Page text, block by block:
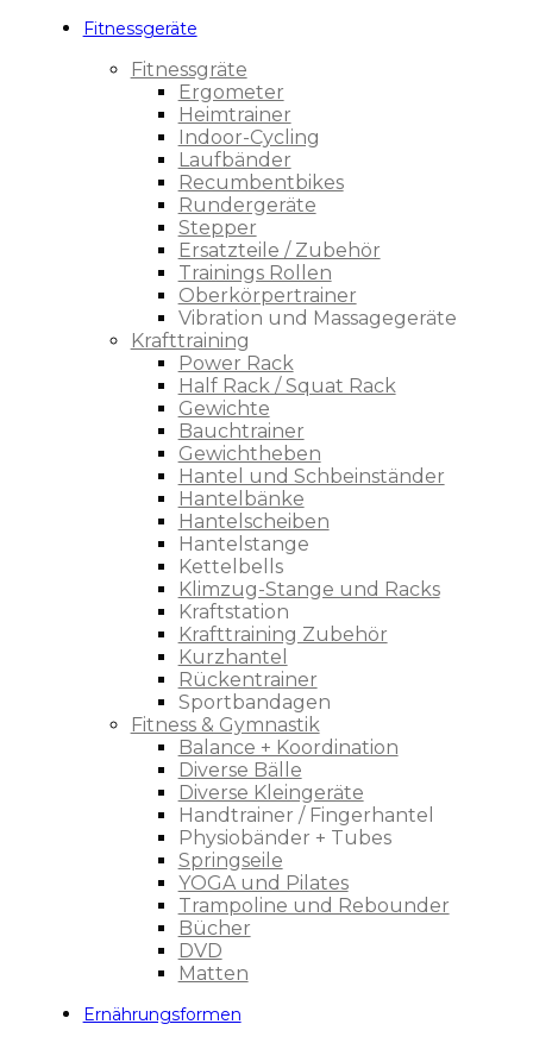
Fitnessgeräte
Fitnessgräte
Ergometer
Heimtrainer
Indoor-Cycling
Laufbänder
Recumbentbikes
Rundergeräte
Stepper
Ersatzteile / Zubehör
Trainings Rollen
Oberkörpertrainer
Vibration und Massagegeräte
Krafttraining
Power Rack
Half Rack / Squat Rack
Gewichte
Bauchtrainer
Gewichtheben
Hantel und Schbeinständer
Hantelbänke
Hantelscheiben
Hantelstange
Kettelbells
Klimzug-Stange und Racks
Kraftstation
Krafttraining Zubehör
Kurzhantel
Rückentrainer
Sportbandagen
Fitness & Gymnastik
Balance + Koordination
Diverse Bälle
Diverse Kleingeräte
Handtrainer / Fingerhantel
Physiobänder + Tubes
Springseile
YOGA und Pilates
Trampoline und Rebounder
Bücher
DVD
Matten
Ernährungsformen